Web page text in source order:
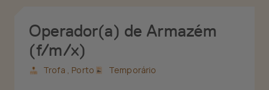
Operador(a) de Armazém
(f/m/x)
Trofa , Porto Temporário